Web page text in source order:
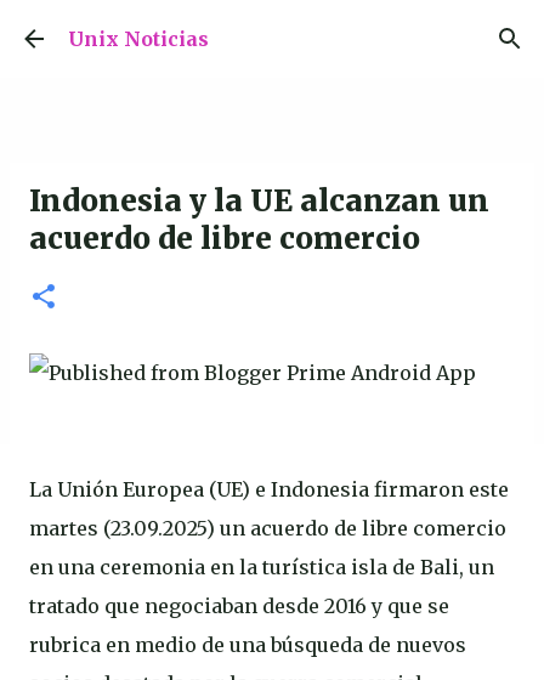
Ir al contenido principal
Unix Noticias
Indonesia y la UE alcanzan un
acuerdo de libre comercio
La Unión Europea (UE) e Indonesia firmaron este
martes (23.09.2025) un acuerdo de libre comercio
en una ceremonia en la turística isla de Bali, un
tratado que negociaban desde 2016 y que se
rubrica en medio de una búsqueda de nuevos